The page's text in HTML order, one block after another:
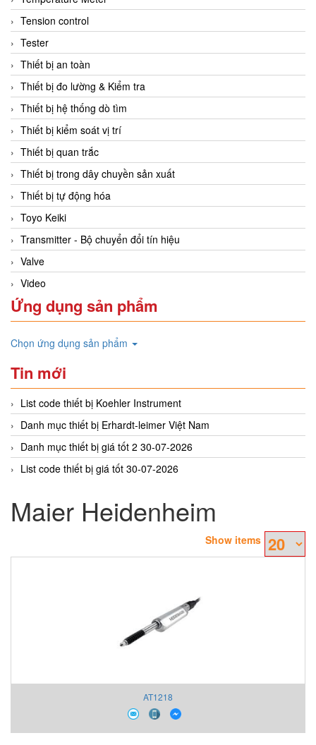
Tension control
Tester
Thiết bị an toàn
Thiết bị đo lường & Kiểm tra
Thiết bị hệ thống dò tìm
Thiết bị kiểm soát vị trí
Thiết bị quan trắc
Thiết bị trong dây chuyền sản xuất
Thiết bị tự động hóa
Toyo Keiki
Transmitter - Bộ chuyển đổi tín hiệu
Valve
Video
Ứng dụng sản phẩm
Chọn ứng dụng sản phẩm
Tin mới
List code thiết bị Koehler Instrument
Danh mục thiết bị Erhardt-leimer Việt Nam
Danh mục thiết bị giá tốt 2 30-07-2026
List code thiết bị giá tốt 30-07-2026
Maier Heidenheim
Show items
AT1218